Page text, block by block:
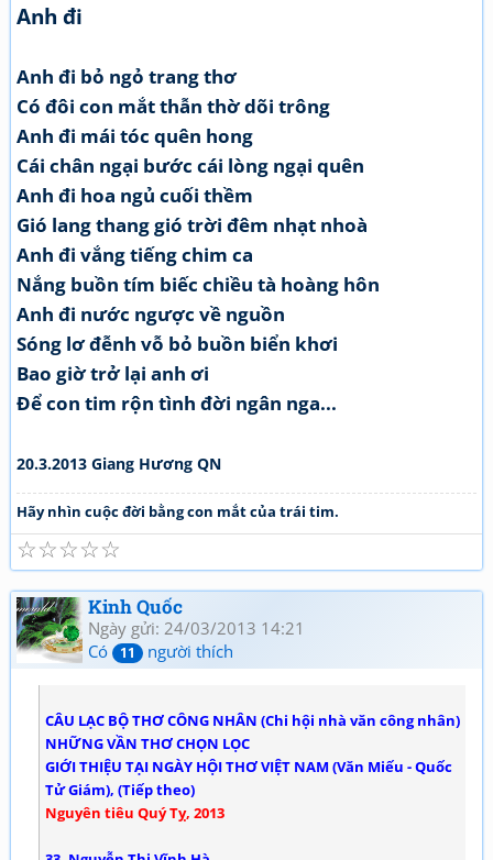
Anh đi
Anh đi bỏ ngỏ trang thơ
Có đôi con mắt thẫn thờ dõi trông
Anh đi mái tóc quên hong
Cái chân ngại bước cái lòng ngại quên
Anh đi hoa ngủ cuối thềm
Gió lang thang gió trời đêm nhạt nhoà
Anh đi vắng tiếng chim ca
Nắng buồn tím biếc chiều tà hoàng hôn
Anh đi nước ngược về nguồn
Sóng lơ đễnh vỗ bỏ buồn biển khơi
Bao giờ trở lại anh ơi
Để con tim rộn tình đời ngân nga...
20.3.2013 Giang Hương QN
Hãy nhìn cuộc đời bằng con mắt của trái tim.
☆
☆
☆
☆
☆
Kinh Quốc
Ngày gửi: 24/03/2013 14:21
Có
11 người thích
CÂU LẠC BỘ THƠ CÔNG NHÂN (Chi hội nhà văn công nhân)
NHỮNG VẦN THƠ CHỌN LỌC
GIỚI THIỆU TẠI NGÀY HỘI THƠ VIỆT NAM (Văn Miếu - Quốc
Tử Giám), (Tiếp theo)
Nguyên tiêu Quý Tỵ, 2013